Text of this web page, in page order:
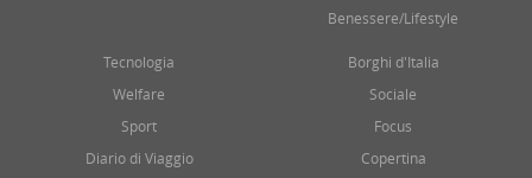
Benessere/Lifestyle
Tecnologia
Welfare
Sport
Diario di Viaggio
Borghi d'Italia
Sociale
Focus
Copertina